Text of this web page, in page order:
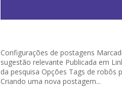
Configurações de postagens
sugestão relevante Publicada em
da pesquisa Opções Tags de robôs
Criando uma nova postagem...